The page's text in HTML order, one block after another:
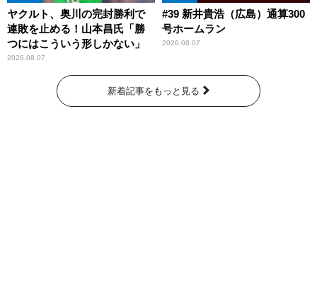
ヤクルト、奥川の完封勝利で
連敗を止める！山本昌氏「勝
つにはこういう形しかない」
2026.08.07
#39 新井貴浩（広島）通算300
号ホームラン
2026.08.07
新着記事をもっと見る